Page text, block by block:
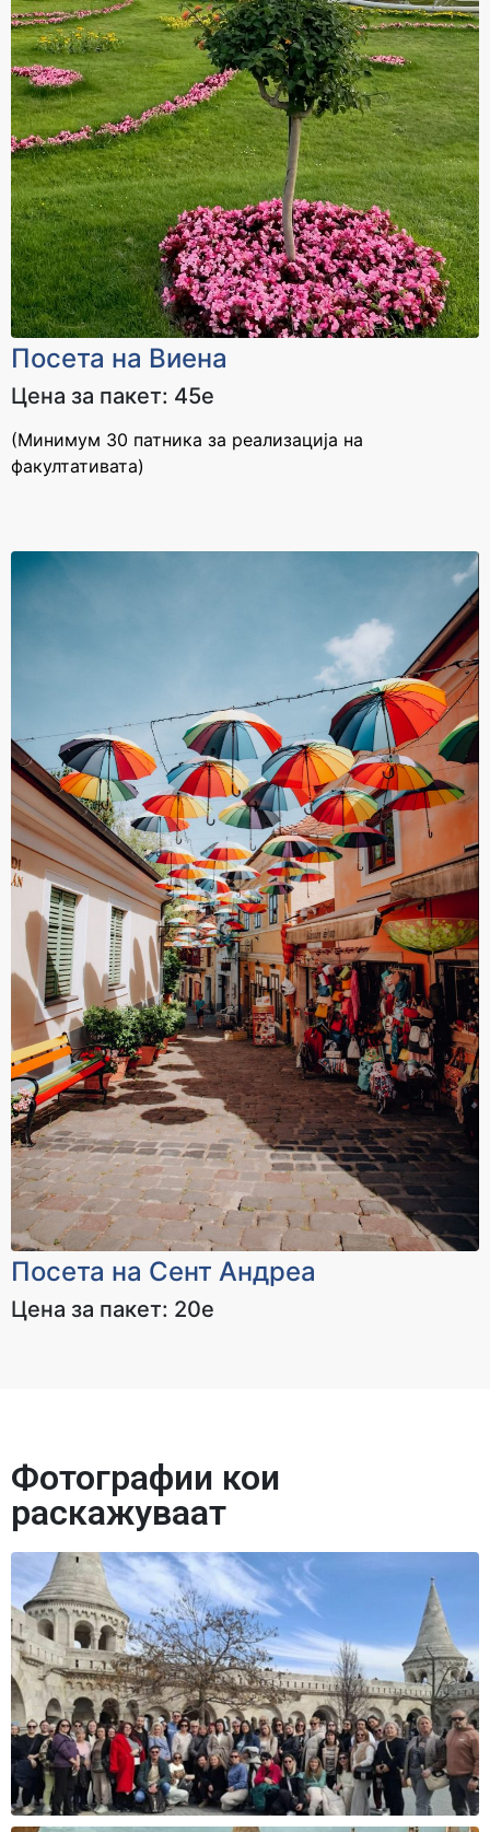
Посета на Виена
Цена за пакет: 45е
(Минимум 30 патника за реализација на
факултативата)
Посета на Сент Андреа
Цена за пакет: 20е
Фотографии кои
раскажуваат